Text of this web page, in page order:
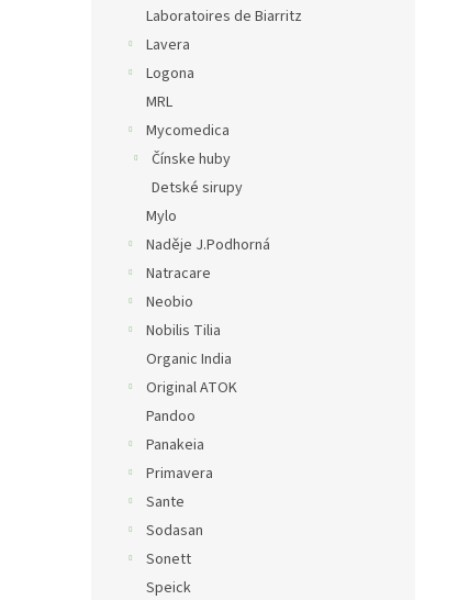
Laboratoires de Biarritz
Lavera
Logona
MRL
Mycomedica
Čínske huby
Detské sirupy
Mylo
Naděje J.Podhorná
Natracare
Neobio
Nobilis Tilia
Organic India
Original ATOK
Pandoo
Panakeia
Primavera
Sante
Sodasan
Sonett
Speick